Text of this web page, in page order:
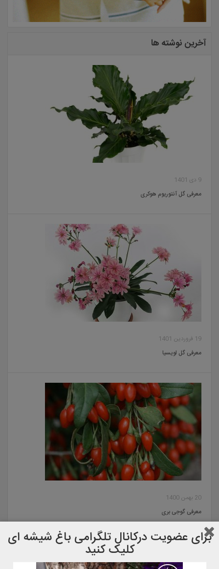
آخرین نوشته ها
9 دی 1401
معرفی گل آنتوریوم هوکری
19 فروردین 1401
معرفی گل لویسیا
20 بهمن 1400
معرفی گوجی بری
برای عضویت دركانال تلگرامی باغ شیشه ای
کلیک کنید